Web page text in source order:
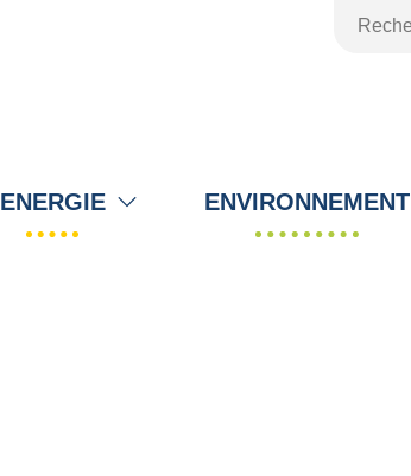
ENERGIE ENVIRONNEMENT